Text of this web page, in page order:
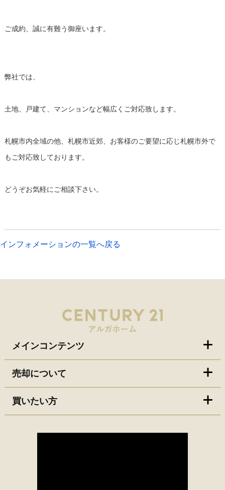
ご成約、誠に有難う御座います。
弊社では、
土地、戸建て、マンションなど幅広くご対応致します。
札幌市内全域の他、札幌市近郊、お客様のご要望に応じ札幌市外で
もご対応致しております。
どうぞお気軽にご相談下さい。
インフォメーションの一覧へ戻る
メインコンテンツ
売却について
買いたい方